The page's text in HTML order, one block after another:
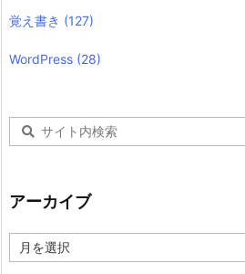
覚え書き (127)
WordPress (28)
アーカイブ
ー